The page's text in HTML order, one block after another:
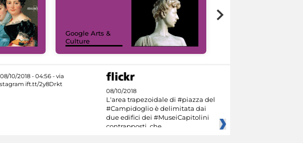
Google Arts &
Culture
08/10/2018
L'area trapezoidale di #piazza del
#Campidoglio è delimitata dai
due edifici dei #MuseiCapitolini
contrapposti, che